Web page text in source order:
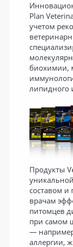
Plan
учетом
биохимии,
липидного
Продукты
составом
врачам
питомцев
при самом
—
аллергии,